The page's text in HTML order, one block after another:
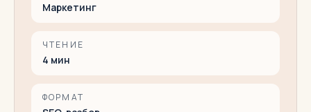
Маркетинг
ЧТЕНИЕ
4 мин
ФОРМАТ